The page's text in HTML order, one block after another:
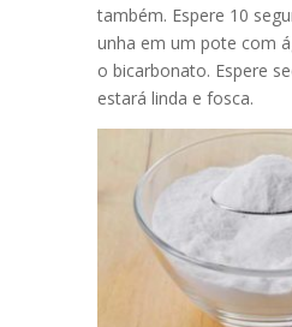
também. Espere 10
unha em um pote com
o bicarbonato. Espere
estará linda e fosca.